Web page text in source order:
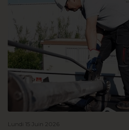
Lundi 15 Juin 2026